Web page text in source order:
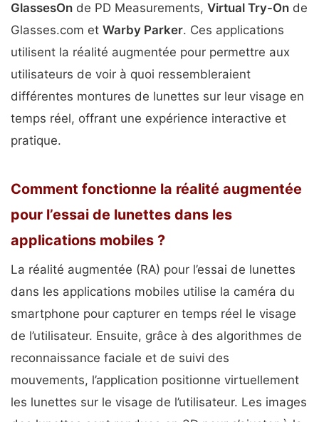
GlassesOn de PD Measurements, Virtual Try-On de
Glasses.com et Warby Parker. Ces applications
utilisent la réalité augmentée pour permettre aux
utilisateurs de voir à quoi ressembleraient
différentes montures de lunettes sur leur visage en
temps réel, offrant une expérience interactive et
pratique.
Comment fonctionne la réalité augmentée
pour l’essai de lunettes dans les
applications mobiles ?
La réalité augmentée (RA) pour l’essai de lunettes
dans les applications mobiles utilise la caméra du
smartphone pour capturer en temps réel le visage
de l’utilisateur. Ensuite, grâce à des algorithmes de
reconnaissance faciale et de suivi des
mouvements, l’application positionne virtuellement
les lunettes sur le visage de l’utilisateur. Les images